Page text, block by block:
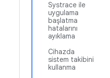
Systrace ile
uygulama
başlatma
hatalarını
ayıklama
Cihazda
sistem takibini
kullanma